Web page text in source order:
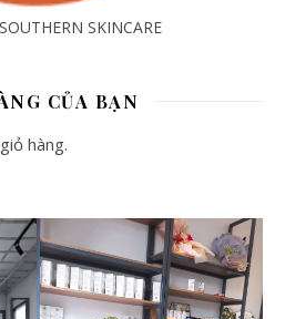
SKINCARE
CỦA BẠN
hàng.